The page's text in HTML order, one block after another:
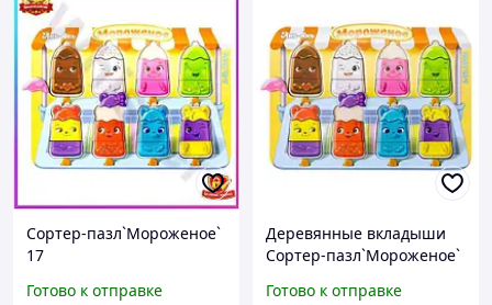
Сортер-пазл`Мороженое`
17
Готово к отправке
Деревянные вкладыши
Сортер-пазл`Мороженое`
Готово к отправке